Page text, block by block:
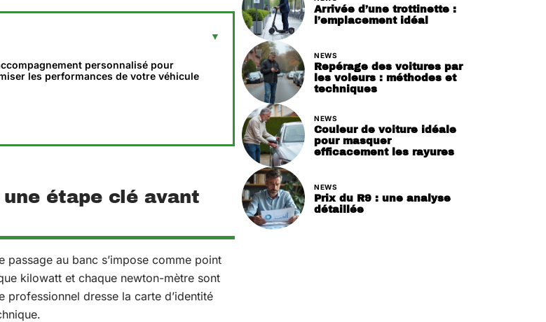
personnalisé pour
les performances de votre véhicule
étape clé avant
passage au banc s’impose comme point
kilowatt et chaque newton-mètre sont
professionnel dresse la carte d’identité
Arrivée d’une trottinette :
l’emplacement idéal
NEWS
Repérage des voitures par
les voleurs : méthodes et
techniques
NEWS
Couleur de voiture idéale
pour masquer
efficacement les rayures
NEWS
Prix du R9 : une analyse
détaillée